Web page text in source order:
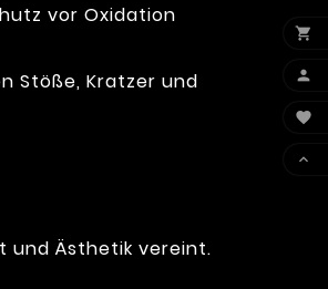
vor Oxidation
Stöße, Kratzer und
und Ästhetik vereint.



